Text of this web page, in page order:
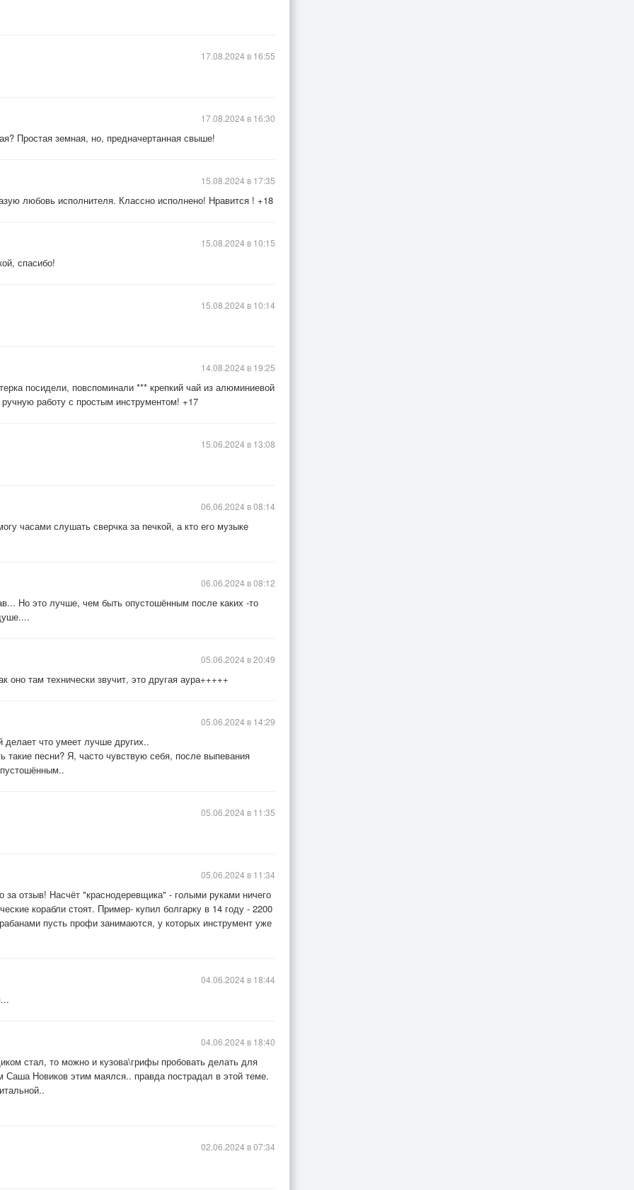
17.08.2024 в 16:55
Простая земная, но, предначертанная свыше!
17.08.2024 в 16:30
любовь исполнителя. Классно исполнено! Нравится ! +18
15.08.2024 в 17:35
спасибо!
15.08.2024 в 10:15
15.08.2024 в 10:14
посидели, повспоминали *** крепкий чай из алюминиевой
работу с простым инструментом! +17
14.08.2024 в 19:25
15.06.2024 в 13:08
часами слушать сверчка за печкой, а кто его музыке
06.06.2024 в 08:14
Но это лучше, чем быть опустошённым после каких -то
06.06.2024 в 08:12
оно там технически звучит, это другая аура+++++
05.06.2024 в 20:49
что умеет лучше других..
песни? Я, часто чувствую себя, после выпевания
05.06.2024 в 14:29
05.06.2024 в 11:35
отзыв! Насчёт "краснодеревщика" - голыми руками ничего
корабли стоят. Пример- купил болгарку в 14 году - 2200
пусть профи занимаются, у которых инструмент уже
05.06.2024 в 11:34
04.06.2024 в 18:44
стал, то можно и кузова\грифы пробовать делать для
Саша Новиков этим маялся.. правда пострадал в этой теме.
04.06.2024 в 18:40
02.06.2024 в 07:34